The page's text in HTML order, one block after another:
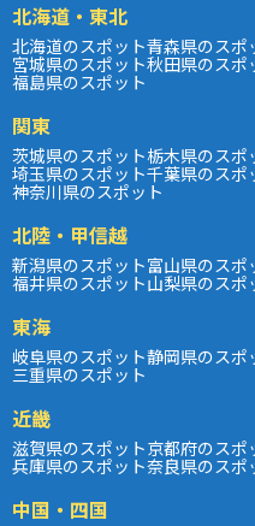
北海道・東北
北海道のスポット青森県のスポ
宮城県のスポット秋田県のスポ
福島県のスポット
関東
茨城県のスポット栃木県のスポ
埼玉県のスポット千葉県のスポ
神奈川県のスポット
北陸・甲信越
新潟県のスポット富山県のスポ
福井県のスポット山梨県のスポ
東海
岐阜県のスポット静岡県のスポ
三重県のスポット
近畿
滋賀県のスポット京都府のスポ
兵庫県のスポット奈良県のスポ
中国・四国